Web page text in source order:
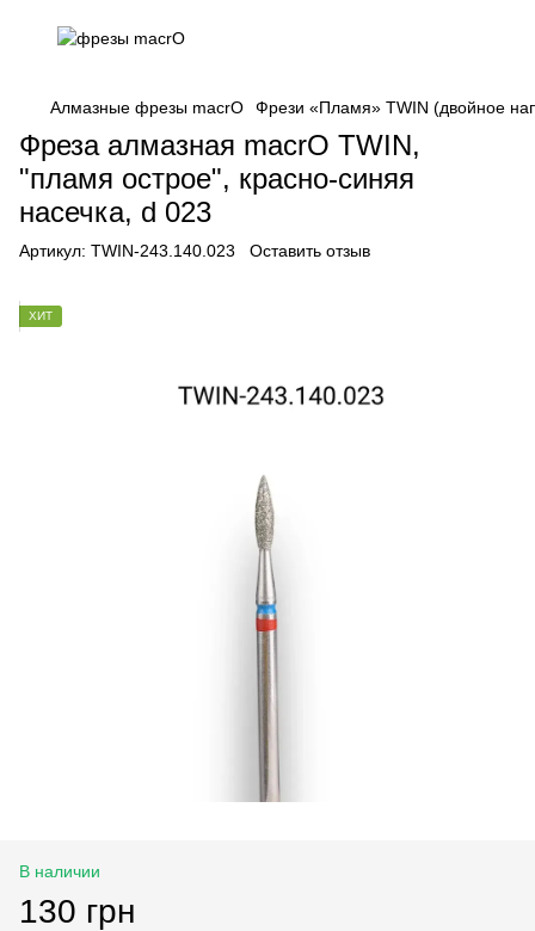
Алмазные фрезы macrO Фрези «Пламя» TWIN (двойное
Фреза алмазная macrO TWIN,
"пламя острое", красно-синяя
насечка, d 023
Артикул: TWIN-243.140.023 Оставить отзыв
ХИТ
В наличии
130 грн